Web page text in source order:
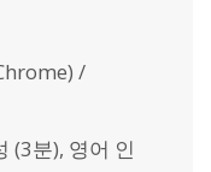
/
(3분), 영어 인